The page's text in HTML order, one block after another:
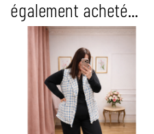
également acheté...